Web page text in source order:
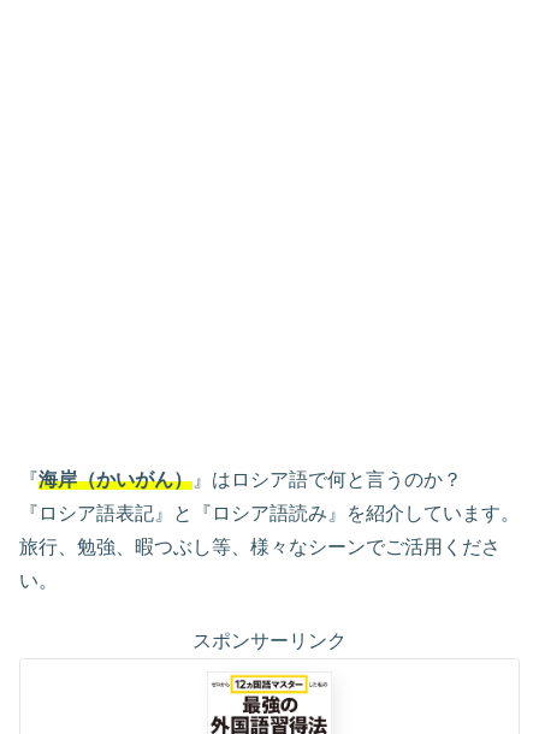
『海岸（かいがん） 』はロシア語で何と言うのか？
『ロシア語表記』と『ロシア語読み』を紹介しています。
旅行、勉強、暇つぶし等、様々なシーンでご活用くださ
い。
スポンサーリンク